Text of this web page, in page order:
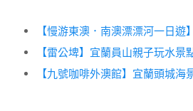
【慢游東澳．南澳漂漂河一日遊
【雷公埤】宜蘭員山親子玩水景
【九號咖啡外澳館】宜蘭頭城海